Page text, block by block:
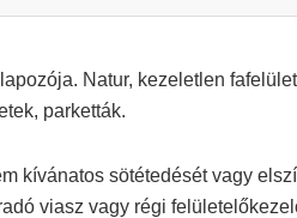
Natur, kezeletlen
parketták.
kívánatos sötétedését vagy
viasz vagy régi